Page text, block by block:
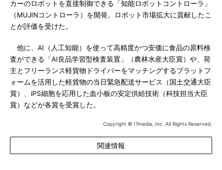
カーのロボットを直接制御できる「知能ロボットコントローラ」
（MUJINコントローラ）を開発。ロボット市場拡大に貢献したこ
とが評価を受けた。
他に、AI（人工知能）を使って高精度かつ安価に食品の原料検
査ができる「AI良品学習型検査装置」（農林水産大臣賞）や、荷
主とフリーランス軽貨物ドライバーをマッチングするプラットフ
ォームを活用した軽貨物の当日緊急配送サービス（国土交通大臣
賞）、iPS細胞を応用した血小板の安定供給技術（科技担当大臣
賞）などが各賞を受賞した。
Copyright © ITmedia, Inc. All Rights Reserved.
関連情報